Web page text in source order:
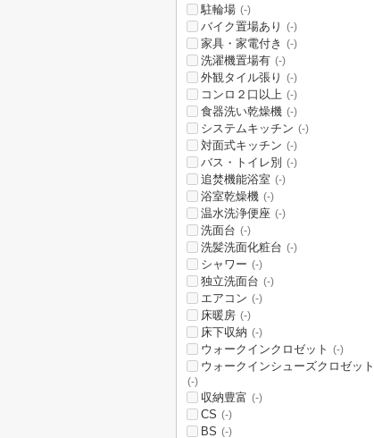
駐輪場 (-)
バイク置場あり (-)
家具・家電付き (-)
洗濯機置場有 (-)
外観タイル張り (-)
コンロ２口以上 (-)
食器洗い乾燥機 (-)
システムキッチン (-)
対面式キッチン (-)
バス・トイレ別 (-)
追焚機能浴室 (-)
浴室乾燥機 (-)
温水洗浄便座 (-)
洗面台 (-)
洗髪洗面化粧台 (-)
シャワー (-)
独立洗面台 (-)
エアコン (-)
床暖房 (-)
床下収納 (-)
ウォークインクロゼット (-)
ウォークインシューズクロゼット
(-)
収納豊富 (-)
CS (-)
BS (-)